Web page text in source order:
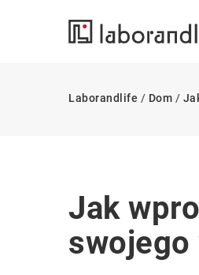
Laborandlife / Dom /
Jak
swojego